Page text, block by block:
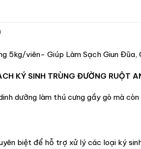
5kg/viên- Giúp Làm Sạch Giun
KÝ SINH TRÙNG ĐƯỜNG RUỘT
dưỡng làm thú cưng gầy gò mà
biệt để hỗ trợ xử lý các loại ký